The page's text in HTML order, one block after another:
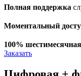
Полная поддержка
Моментальный
100%
Заказать